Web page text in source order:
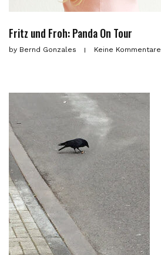
Fritz und Froh: Panda On Tour
by Bernd Gonzales Keine Kommentare